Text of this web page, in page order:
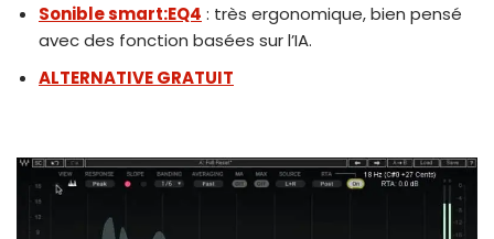
Sonible smart:EQ4 : très ergonomique, bien pensé
avec des fonction basées sur l’IA.
ALTERNATIVE GRATUIT